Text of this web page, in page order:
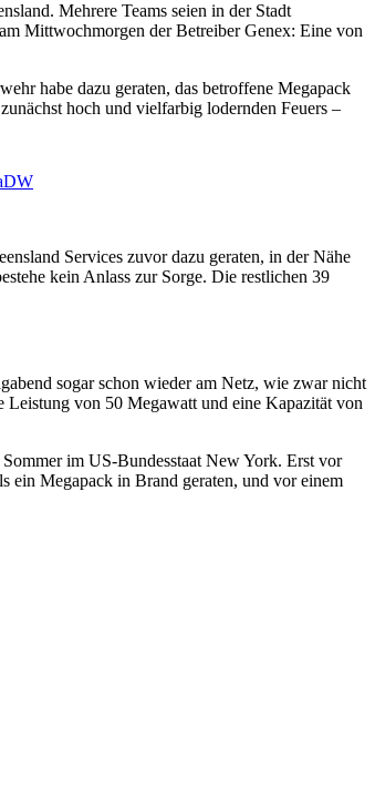
Mehrere Teams seien in der Stadt
Mittwochmorgen der Betreiber Genex: Eine von
habe dazu geraten, das betroffene Megapack
hoch und vielfarbig lodernden Feuers –
Services zuvor dazu geraten, in der Nähe
kein Anlass zur Sorge. Die restlichen 39
sogar schon wieder am Netz, wie zwar nicht
Leistung von 50 Megawatt und eine Kapazität von
im US-Bundesstaat New York. Erst vor
ein Megapack in Brand geraten, und vor einem